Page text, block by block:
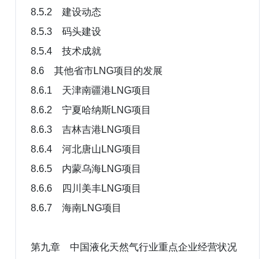
8.5.2 建设动态
8.5.3 码头建设
8.5.4 技术成就
8.6 其他省市LNG项目的发展
8.6.1 天津南疆港LNG项目
8.6.2 宁夏哈纳斯LNG项目
8.6.3 吉林吉港LNG项目
8.6.4 河北唐山LNG项目
8.6.5 内蒙乌海LNG项目
8.6.6 四川美丰LNG项目
8.6.7 海南LNG项目
第九章 中国液化天然气行业重点企业经营状况